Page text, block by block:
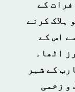
فرات کے
19 عناصر کو ہلاک کرنے
اس کے
اٹھا۔
کے شہر
و زخمی